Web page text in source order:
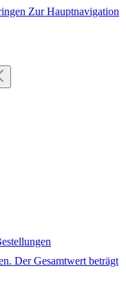
Zur Hauptnavigation
Der Gesamtwert beträgt